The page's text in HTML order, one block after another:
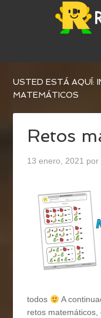
USTED ESTÁ AQUÍ:
MATEMÁTICOS
Retos
13 enero, 2021 por
todos
A
retos